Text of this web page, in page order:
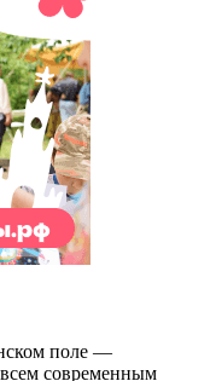
поле —
современным